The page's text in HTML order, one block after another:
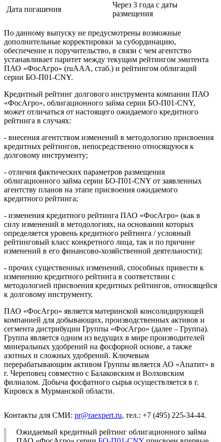
Дата погашения
Через 3 года с даты
размещения
По данному выпуску не предусмотрены возможные
дополнительные корректировки за субординацию,
обеспечение и поручительство, в связи с чем агентство
устанавливает паритет между текущим рейтингом эмитента
ПАО «ФосАгро» (ruAAА, стаб.) и рейтингом облигаций
серии БО-П01-CNY.
Кредитный рейтинг долгового инструмента компании ПАО
«ФосАгро», облигационного займа серии БО-П01-CNY,
может отличаться от настоящего ожидаемого кредитного
рейтинга в случаях:
- внесения агентством изменений в методологию присвоения
кредитных рейтингов, непосредственно относящуюся к
долговому инструменту;
- отличия фактических параметров размещения
облигационного займа серии БО-П01-CNY от заявленных
агентству планов на этапе присвоения ожидаемого
кредитного рейтинга;
- изменения кредитного рейтинга ПАО «ФосАгро» (как в
силу изменений в методологиях, на основании которых
определяется уровень кредитного рейтинга / условный
рейтинговый класс конкретного лица, так и по причине
изменений в его финансово-хозяйственной деятельности);
- прочих существенных изменений, способных привести к
изменению кредитного рейтинга в соответствии с
методологией присвоения кредитных рейтингов, относящейся
к долговому инструменту.
ПАО «ФосАгро» является материнской консолидирующей
компанией для добывающих, производственных активов и
сегмента дистрибуции Группы «ФосАгро» (далее – Группа).
Группа является одним из ведущих в мире производителей
минеральных удобрений на фосфорной основе, а также
азотных и сложных удобрений. Ключевым
перерабатывающим активом Группы является АО «Апатит» в
г. Череповец совместно с Балаковским и Волховским
филиалом. Добыча фосфатного сырья осуществляется в г.
Кировск в Мурманской области.
Контакты для СМИ: pr@raexpert.ru, тел.: +7 (495) 225-34-44.
Ожидаемый кредитный рейтинг облигационного займа